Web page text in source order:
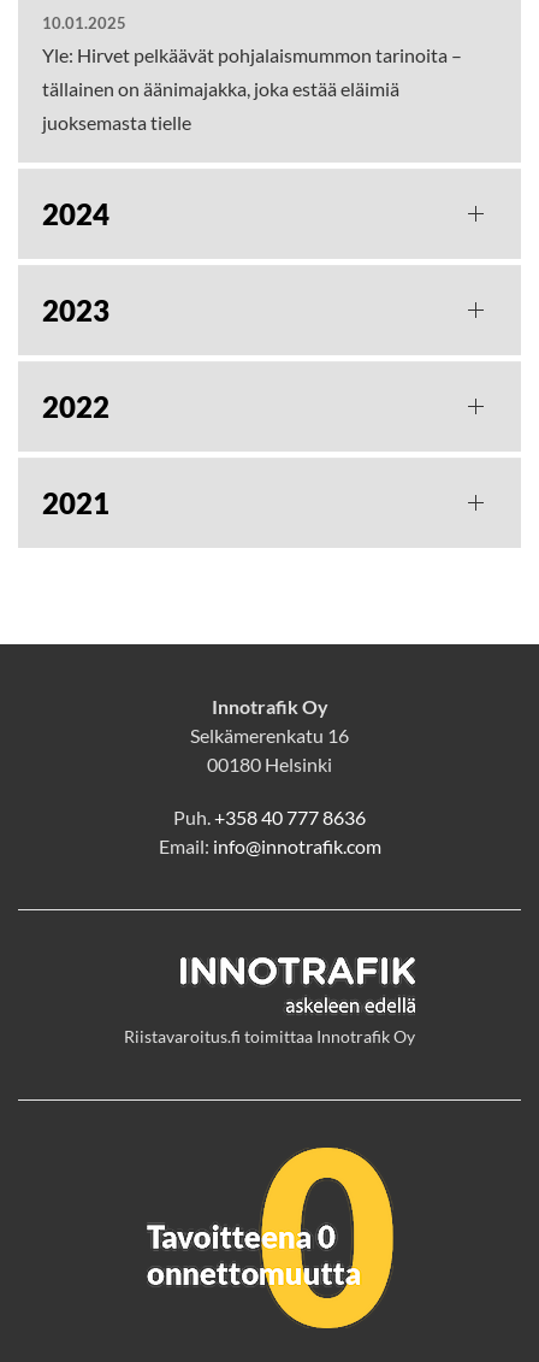
10.01.2025
Yle: Hirvet pelkäävät pohjalaismummon tarinoita –
tällainen on äänimajakka, joka estää eläimiä
juoksemasta tielle
2024
2023
2022
2021
Innotrafik Oy
Selkämerenkatu 16
00180 Helsinki
Puh.+358 40 777 8636
Email: info@innotrafik.com
Riistavaroitus.fi toimittaa Innotrafik Oy